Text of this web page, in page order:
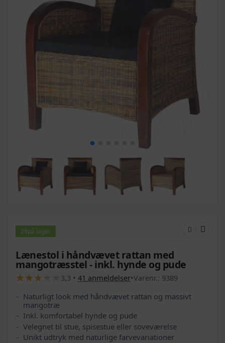
28på lager
Lænestol i håndvævet rattan med
mangotræsstel - inkl. hynde og pude
★
★★
★★
★★★ 3,3 • 41 anmeldelser•Varenr.: 9389
Naturligt look med håndvævet rattan og massivt
mangotræ
Inkl. komfortabel hynde og pude
Velegnet til stue, spisestue eller soveværelse
Unikt udtryk med naturlige farvevariationer